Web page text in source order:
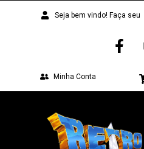
Seja bem vindo! Faça seu
Minha Conta